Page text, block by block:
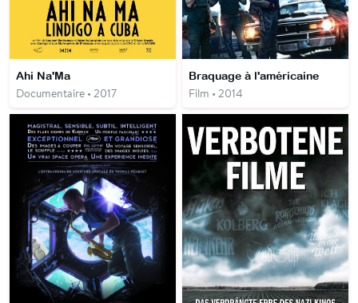
Ahi Na'Ma
Documentaire • 2017
Braquage à l'américaine
Film • 2014